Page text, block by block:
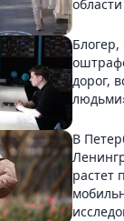
области
Блогер,
дорог,
В
растет